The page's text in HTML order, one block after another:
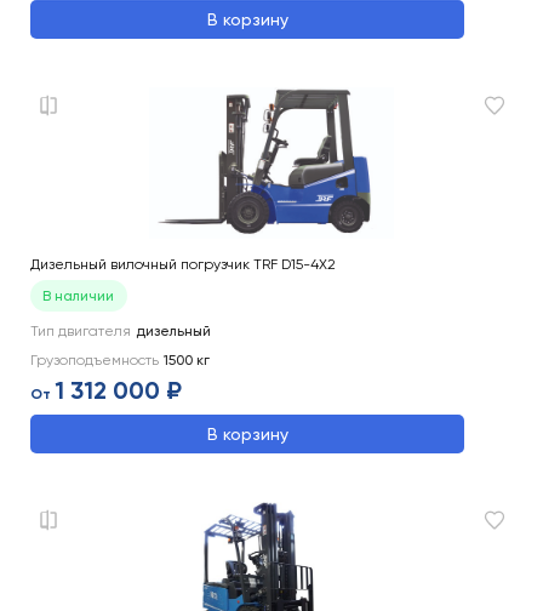
В корзину
Дизельный вилочный погрузчик TRF D15-4X2
В наличии
Тип двигателя дизельный
Грузоподъемность 1500 кг
От 1 312 000 ₽
В корзину